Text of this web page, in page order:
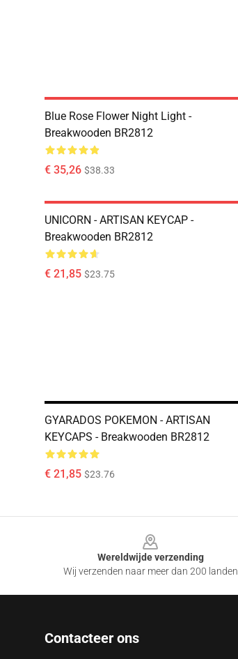
Blue Rose Flower Night Light -
Breakwooden BR2812
€ 35,26 $38.33
UNICORN - ARTISAN KEYCAP -
Breakwooden BR2812
€ 21,85 $23.75
GYARADOS POKEMON - ARTISAN
KEYCAPS - Breakwooden BR2812
€ 21,85 $23.76
Wereldwijde verzending
Wij verzenden naar meer dan 200 landen
Contacteer ons